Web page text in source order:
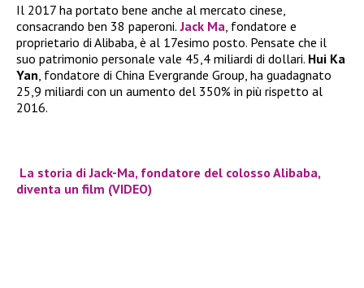
Il 2017 ha portato bene anche al mercato cinese,
consacrando ben 38 paperoni. Jack Ma , fondatore e
proprietario di Alibaba, è al 17esimo posto. Pensate che il
suo patrimonio personale vale 45,4 miliardi di dollari. Hui Ka
Yan , fondatore di China Evergrande Group, ha guadagnato
25,9 miliardi con un aumento del 350% in più rispetto al
2016.
La storia di Jack-Ma, fondatore del colosso Alibaba,
diventa un film (VIDEO)